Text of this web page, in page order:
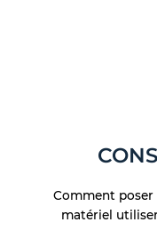
Comment poser
matériel